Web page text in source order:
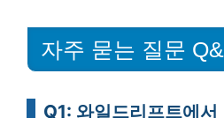
자주 묻는 질문
Q1: 와일드리프트에